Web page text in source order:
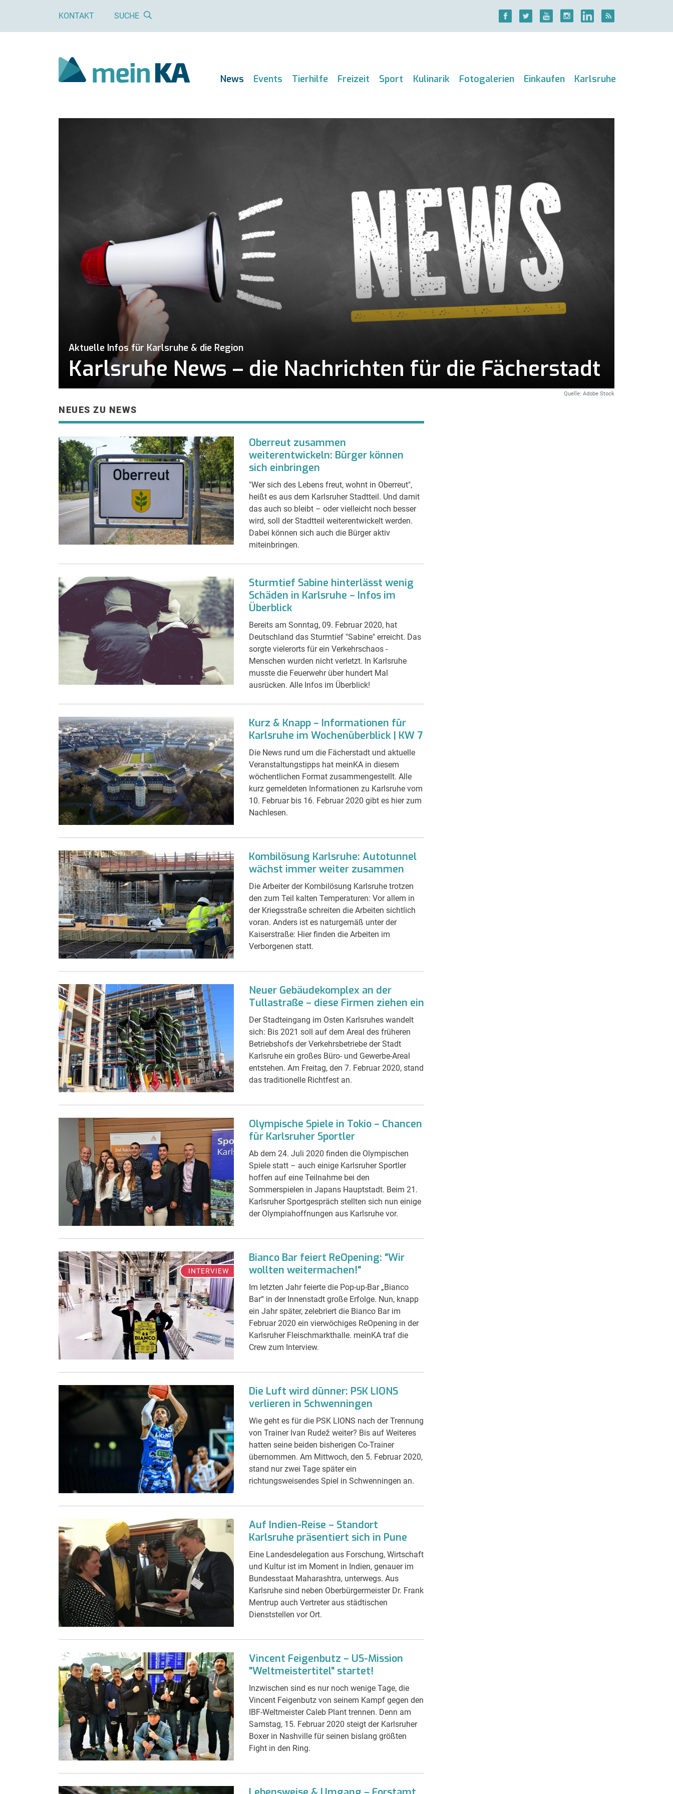
KONTAKT SUCHE
News Events Tierhilfe Freizeit Sport Kulinarik Fotogalerien Einkaufen Karlsruhe
Aktuelle Infos für Karlsruhe & die Region
Karlsruhe News – die Nachrichten für die Fächerstadt
Quelle: Adobe Stock
NEUES ZU NEWS
Oberreut zusammen
weiterentwickeln: Bürger können
sich einbringen
"Wer sich des Lebens freut, wohnt in Oberreut",
heißt es aus dem Karlsruher Stadtteil. Und damit
das auch so bleibt – oder vielleicht noch besser
wird, soll der Stadtteil weiterentwickelt werden.
Dabei können sich auch die Bürger aktiv
miteinbringen.
Sturmtief Sabine hinterlässt wenig
Schäden in Karlsruhe – Infos im
Überblick
Bereits am Sonntag, 09. Februar 2020, hat
Deutschland das Sturmtief "Sabine" erreicht. Das
sorgte vielerorts für ein Verkehrschaos -
Menschen wurden nicht verletzt. In Karlsruhe
musste die Feuerwehr über hundert Mal
ausrücken. Alle Infos im Überblick!
Kurz & Knapp – Informationen für
Karlsruhe im Wochenüberblick | KW 7
Die News rund um die Fächerstadt und aktuelle
Veranstaltungstipps hat meinKA in diesem
wöchentlichen Format zusammengestellt. Alle
kurz gemeldeten Informationen zu Karlsruhe vom
10. Februar bis 16. Februar 2020 gibt es hier zum
Nachlesen.
Kombilösung Karlsruhe: Autotunnel
wächst immer weiter zusammen
Die Arbeiter der Kombilösung Karlsruhe trotzen
den zum Teil kalten Temperaturen: Vor allem in
der Kriegsstraße schreiten die Arbeiten sichtlich
voran. Anders ist es naturgemäß unter der
Kaiserstraße: Hier finden die Arbeiten im
Verborgenen statt.
Neuer Gebäudekomplex an der
Tullastraße – diese Firmen ziehen ein
Der Stadteingang im Osten Karlsruhes wandelt
sich: Bis 2021 soll auf dem Areal des früheren
Betriebshofs der Verkehrsbetriebe der Stadt
Karlsruhe ein großes Büro- und Gewerbe-Areal
entstehen. Am Freitag, den 7. Februar 2020, stand
das traditionelle Richtfest an.
Olympische Spiele in Tokio – Chancen
für Karlsruher Sportler
Ab dem 24. Juli 2020 finden die Olympischen
Spiele statt – auch einige Karlsruher Sportler
hoffen auf eine Teilnahme bei den
Sommerspielen in Japans Hauptstadt. Beim 21.
Karlsruher Sportgespräch stellten sich nun einige
der Olympiahoffnungen aus Karlsruhe vor.
INTERVIEW
Bianco Bar feiert ReOpening: "Wir
wollten weitermachen!"
Im letzten Jahr feierte die Pop-up-Bar „Bianco
Bar“ in der Innenstadt große Erfolge. Nun, knapp
ein Jahr später, zelebriert die Bianco Bar im
Februar 2020 ein vierwöchiges ReOpening in der
Karlsruher Fleischmarkthalle. meinKA traf die
Crew zum Interview.
Die Luft wird dünner: PSK LIONS
verlieren in Schwenningen
Wie geht es für die PSK LIONS nach der Trennung
von Trainer Ivan Rudež weiter? Bis auf Weiteres
hatten seine beiden bisherigen Co-Trainer
übernommen. Am Mittwoch, den 5. Februar 2020,
stand nur zwei Tage später ein
richtungsweisendes Spiel in Schwenningen an.
Auf Indien-Reise – Standort
Karlsruhe präsentiert sich in Pune
Eine Landesdelegation aus Forschung, Wirtschaft
und Kultur ist im Moment in Indien, genauer im
Bundesstaat Maharashtra, unterwegs. Aus
Karlsruhe sind neben Oberbürgermeister Dr. Frank
Mentrup auch Vertreter aus städtischen
Dienststellen vor Ort.
Vincent Feigenbutz – US-Mission
"Weltmeistertitel" startet!
Inzwischen sind es nur noch wenige Tage, die
Vincent Feigenbutz von seinem Kampf gegen den
IBF-Weltmeister Caleb Plant trennen. Denn am
Samstag, 15. Februar 2020 steigt der Karlsruher
Boxer in Nashville für seinen bislang größten
Fight in den Ring.